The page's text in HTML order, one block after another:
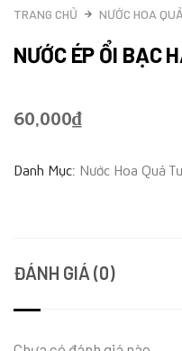
TRANG CHỦ NƯỚC HOA
NƯỚC ÉP ỔI BẠC
60,000₫
Danh Mục: Nước Hoa Quả
ĐÁNH GIÁ (0)